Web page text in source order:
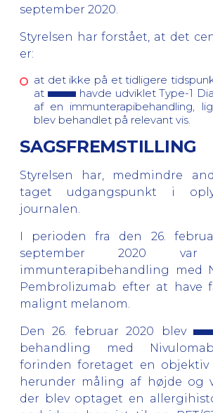
september 2020.
Styrelsen har forstået, at det
er:
at det ikke på et tidligere
at
havde udviklet Type-1
af en immunterapibehandling,
blev behandlet på relevant vis.
SAGSFREMSTILLING
Styrelsen har, medmindre
taget udgangspunkt i
journalen.
I perioden fra den 26.
september 2020
immunterapibehandling med
Pembrolizumab efter at have
malignt melanom.
Den 26. februar 2020 blev
behandling med
forinden foretaget en objektiv
herunder måling af højde og
der blev optaget en